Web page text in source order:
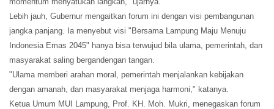
Lebih jauh, Gubernur mengaitkan forum ini dengan visi pembangunan
jangka panjang. Ia menyebut visi "Bersama Lampung Maju Menuju
Indonesia Emas 2045" hanya bisa terwujud bila ulama, pemerintah, dan
masyarakat saling bergandengan tangan.
"Ulama memberi arahan moral, pemerintah menjalankan kebijakan
dengan amanah, dan masyarakat menjaga harmoni," katanya.
Ketua Umum MUI Lampung, Prof. KH. Moh. Mukri, menegaskan forum